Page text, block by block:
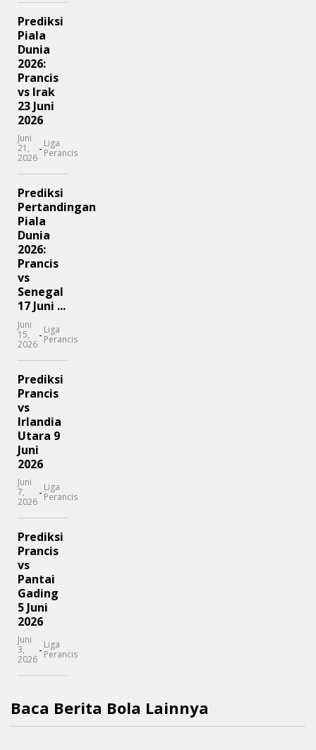
Prediksi
Piala
Dunia
2026:
Prancis
vs Irak
23 Juni
2026
Juni
21,
2026
- Liga
Perancis
Prediksi
Pertandingan
Piala
Dunia
2026:
Prancis
vs
Senegal
17 Juni ...
Juni
15,
2026
- Liga
Perancis
Prediksi
Prancis
vs
Irlandia
Utara 9
Juni
2026
Juni
7,
2026
- Liga
Perancis
Prediksi
Prancis
vs
Pantai
Gading
5 Juni
2026
Juni
3,
2026
- Liga
Perancis
Baca Berita Bola Lainnya